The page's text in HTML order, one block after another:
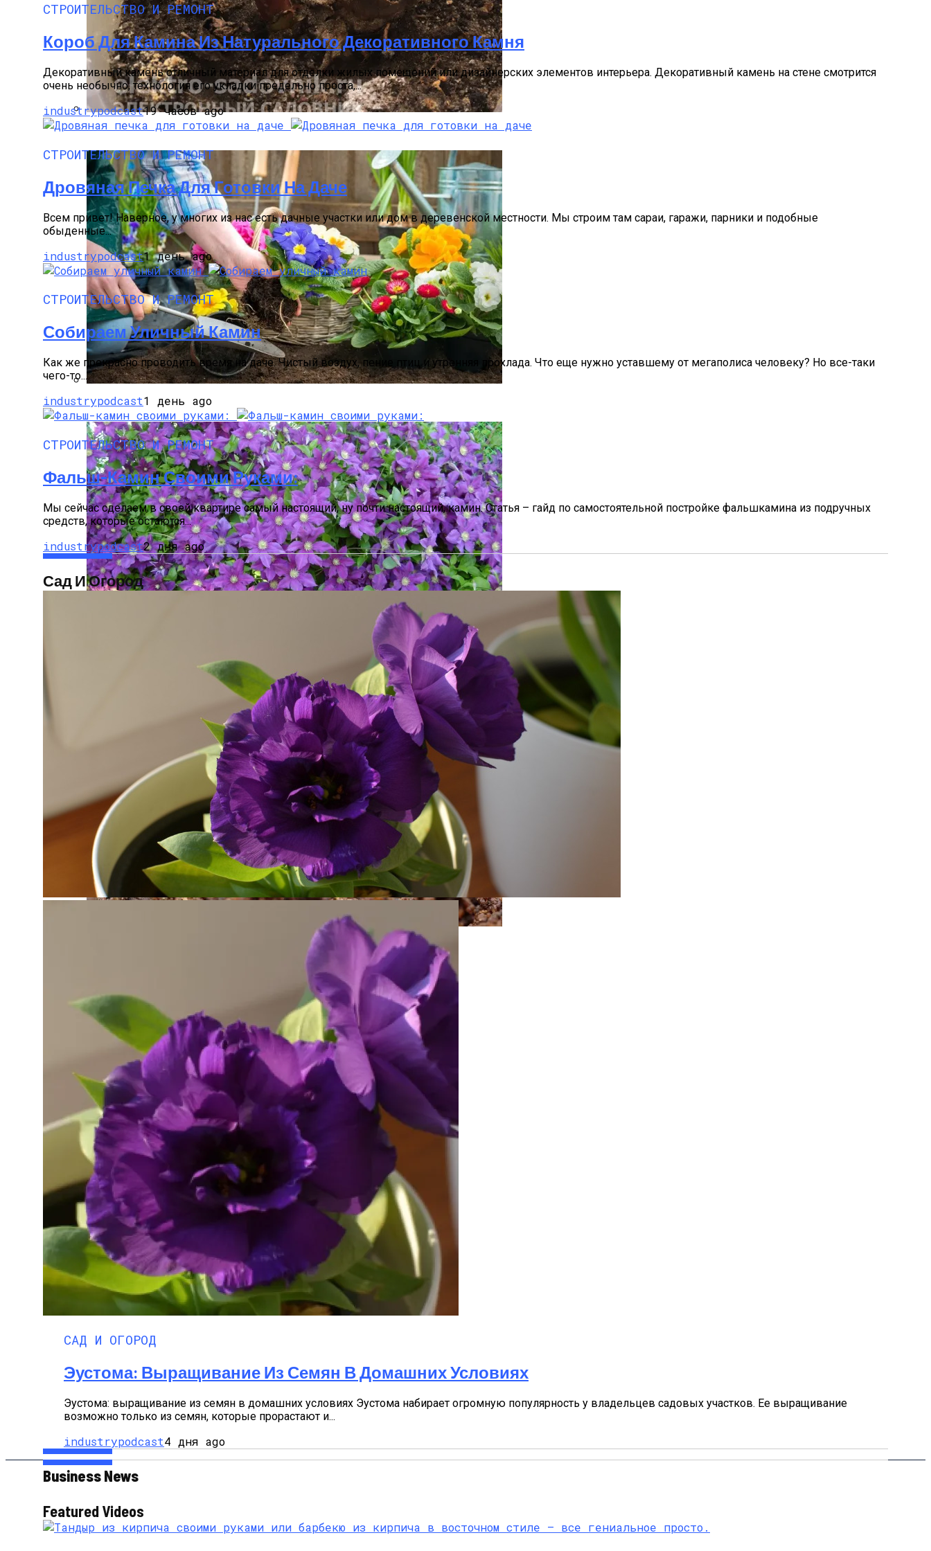
Как Прорастить Канны После Зимы – Фото Инструкция
Виды Цветов Для Посадки В Апреле, Чтобы Быстрее Зацвели
Размножение Клематиса Семенами
СТРОИТЕЛЬСТВО И РЕМОНТ
Короб Для Камина Из Натурального Декоративного Камня
Декоративный камень отличный материал для отделки жилых помещений или дизайнерских элементов интерьера. Декоративный камень на стене смотрится
очень необычно, технология его укладки предельно проста,...
industrypodcast19 часов ago
СТРОИТЕЛЬСТВО И РЕМОНТ
Дровяная Печка Для Готовки На Даче
Всем привет! Наверное, у многих из нас есть дачные участки или дом в деревенской местности. Мы строим там сараи, гаражи, парники и подобные
обыденные...
industrypodcast1 день ago
СТРОИТЕЛЬСТВО И РЕМОНТ
Собираем Уличный Камин
Как же прекрасно проводить время на даче. Чистый воздух, пение птиц и утренняя прохлада. Что еще нужно уставшему от мегаполиса человеку? Но все-таки
чего-то...
industrypodcast1 день ago
СТРОИТЕЛЬСТВО И РЕМОНТ
Фальш-Камин Своими Руками:
Мы сейчас сделаем в своей квартире самый настоящий, ну почти настоящий, камин. Статья – гайд по самостоятельной постройке фальшкамина из подручных
средств, которые остаются...
industrypodcast2 дня ago
Сад И Огород
САД И ОГОРОД
Эустома: Выращивание Из Семян В Домашних Условиях
Эустома: выращивание из семян в домашних условиях Эустома набирает огромную популярность у владельцев садовых участков. Ее выращивание
возможно только из семян, которые прорастают и...
industrypodcast4 дня ago
Business News
Featured Videos